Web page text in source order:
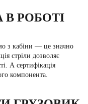
В РОБОТІ
з кабіни — це значно
стріли дозволяє
А сертифікація
компонента.